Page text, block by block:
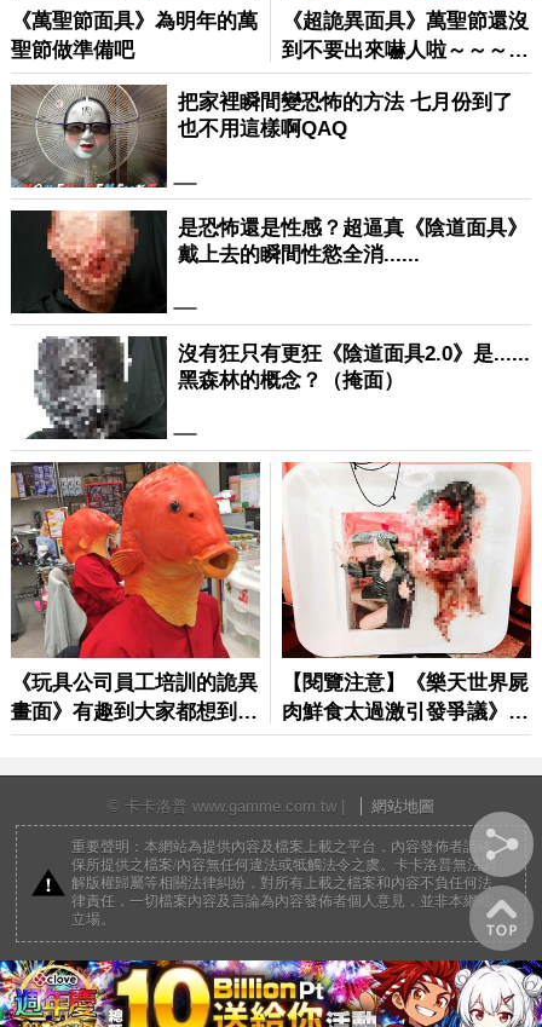
© 卡卡洛普 www.gamme.com.tw | 網站地圖
重要聲明：本網站為提供內容及檔案上載之平台，內容發佈者請確
保所提供之檔案/內容無任何違法或牴觸法令之虞。卡卡洛普無法調
解版權歸屬等相關法律糾紛，對所有上載之檔案和內容不負任何法
律責任，一切檔案內容及言論為內容發佈者個人意見，並非本網站
立場。